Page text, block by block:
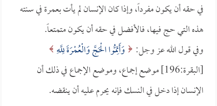
في حقه أن يكون مفرداً، وإذا كان الإنسان لم يأت بعمرة في سنته
هذه التي حج فيها، فالأفضل في حقه أن يكون متمتعاً.
وفي قول الله عز وجل:
وَأَتِمُّوا الْحَجَّ وَالْعُمْرَةَ لِلَّهِ
[البقرة:196] موضع إجماع، وموضع الإجماع في ذلك أن
الإنسان إذا دخل في النسك فإنه يحرم عليه أن ينقضه.